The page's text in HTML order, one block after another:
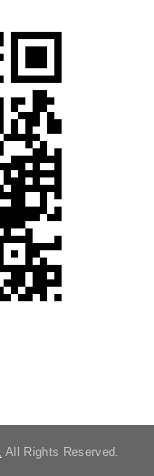
All Rights Reserved.